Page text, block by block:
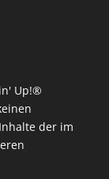
Up!®
der im